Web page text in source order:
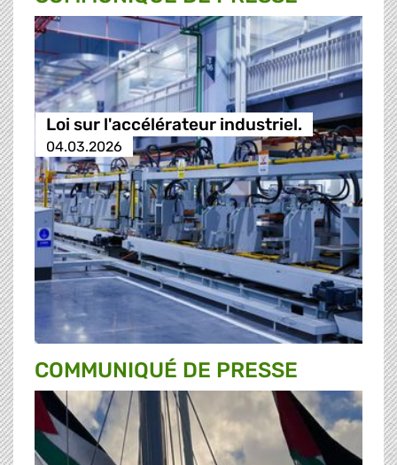
Loi sur l'accélérateur industriel.
04.03.2026
COMMUNIQUÉ DE PRESSE